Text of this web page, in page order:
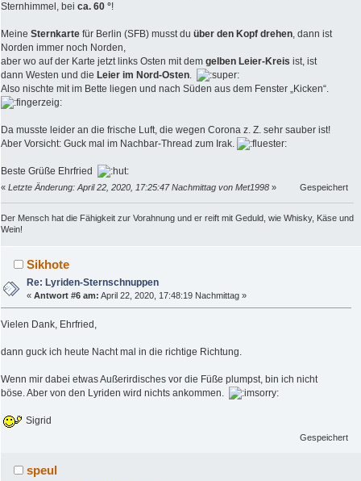
Sternhimmel, bei ca. 60 °!
Meine Sternkarte für Berlin (SFB) musst du über den Kopf drehen, dann ist
Norden immer noch Norden,
aber wo auf der Karte jetzt links Osten mit dem gelben Leier-Kreis ist, ist
dann Westen und die Leier im Nord-Osten.
Also nischte mit im Bette liegen und nach Süden aus dem Fenster „Kicken“.
Da musste leider an die frische Luft, die wegen Corona z. Z. sehr sauber ist!
Aber Vorsicht: Guck mal im Nachbar-Thread zum Irak.
Beste Grüße Ehrfried
« Letzte Änderung: April 22, 2020, 17:25:47 Nachmittag von Met1998 » Gespeichert
Der Mensch hat die Fähigkeit zur Vorahnung und er reift mit Geduld, wie Whisky, Käse und
Wein!
Sikhote
Re: Lyriden-Sternschnuppen
«Antwort #6 am: April 22, 2020, 17:48:19 Nachmittag »
Vielen Dank, Ehrfried,
dann guck ich heute Nacht mal in die richtige Richtung.
Wenn mir dabei etwas Außerirdisches vor die Füße plumpst, bin ich nicht
böse. Aber von den Lyriden wird nichts ankommen.
Sigrid
Gespeichert
speul